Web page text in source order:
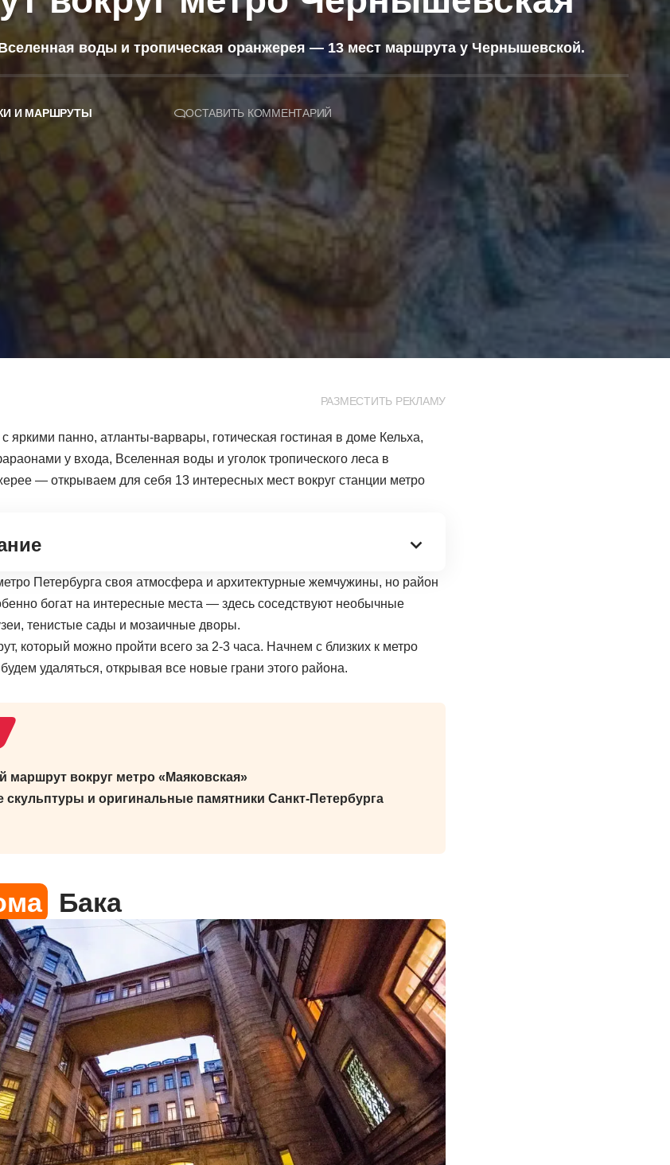
воды и тропическая оранжерея — 13 мест маршрута у Чернышевской.
И МАРШРУТЫ ОСТАВИТЬ КОММЕНТАРИЙ
РАЗМЕСТИТЬ РЕКЛАМУ
яркими панно, атланты-варвары, готическая гостиная в доме Кельха,
у входа, Вселенная воды и уголок тропического леса в
— открываем для себя 13 интересных мест вокруг станции метро
Петербурга своя атмосфера и архитектурные жемчужины, но район
богат на интересные места — здесь соседствуют необычные
тенистые сады и мозаичные дворы.
который можно пройти всего за 2-3 часа. Начнем с близких к метро
удаляться, открывая все новые грани этого района.
маршрут вокруг метро «Маяковская»
и оригинальные памятники Санкт-Петербурга
Бака